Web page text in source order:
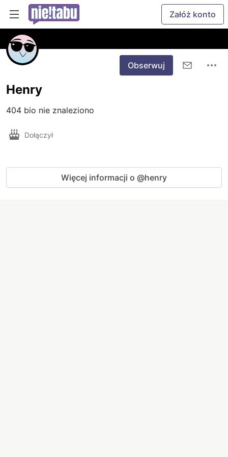
Załóż konto
Obserwuj
Henry
404 bio nie znaleziono
Dołączył
Więcej informacji o @henry